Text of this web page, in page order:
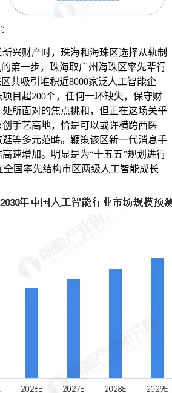
兴财产时，珠海和海珠区选择从轨制
第一步，珠海取广州海珠区率先辈行
共吸引堆积近8000家泛人工智能企
目超200个，任何一环缺失，保守财
所面对的焦点挑和，但正在这场关乎
手艺高地，恰是可以或许横跨西医
等多元范畴。鞭策该区新一代消息手
速增加。明显是为“十五五”规划进行
全国率先结构市区两级人工智能成长